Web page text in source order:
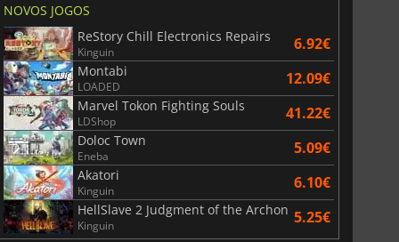
NOVOS JOGOS
ReStory Chill Electronics Repairs
Kinguin 6.92€
Montabi
LOADED 12.09€
Marvel Tokon Fighting Souls
LDShop 41.22€
Doloc Town
Eneba 5.09€
Akatori
Kinguin 6.10€
HellSlave 2 Judgment of the Archon
Kinguin 5.25€